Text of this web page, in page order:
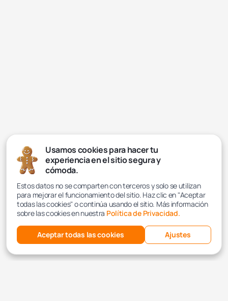
Usamos cookies para hacer tu
experiencia en el sitio segura y
cómoda.
Estos datos no se comparten con terceros y solo se utilizan
para mejorar el funcionamiento del sitio. Haz clic en "Aceptar
todas las cookies" o continúa usando el sitio. Más información
sobre las cookies en nuestra Política de Privacidad.
Aceptar todas las cookies Ajustes